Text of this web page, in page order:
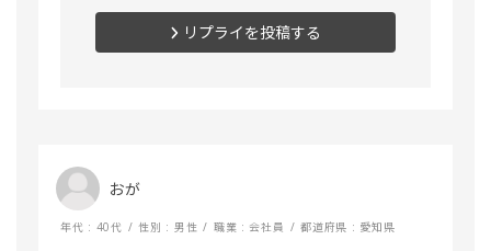
リプライを投稿する
おが
年代 : 40代 性別 : 男性 職業 : 会社員 都道府県 : 愛知県